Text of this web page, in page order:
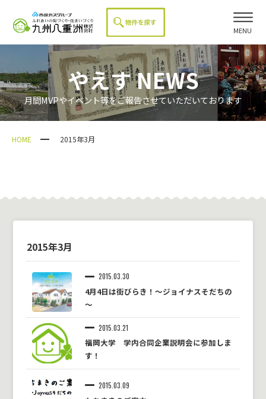
MENU
やえす NEWS
月間MVPやイベント等をご報告させていただいております
HOME 2015年3月
2015年3月
2015.03.30
4月4日は街びらき！～ジョイナスそだちの
～
2015.03.21
福岡大学 学内合同企業説明会に参加しま
す！
2015.03.09